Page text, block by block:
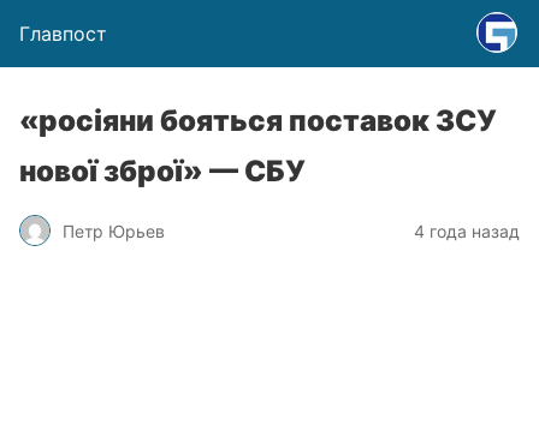
Главпост
«росіяни бояться поставок ЗСУ
нової зброї» — СБУ
Петр Юрьев 4 года назад